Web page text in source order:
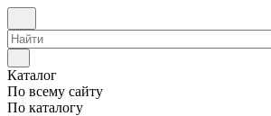
Каталог
По всему сайту
По каталогу